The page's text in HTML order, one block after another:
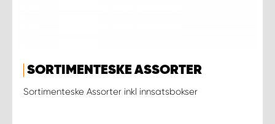
SORTIMENTESKE ASSORTER
Sortimenteske Assorter inkl innsatsbokser